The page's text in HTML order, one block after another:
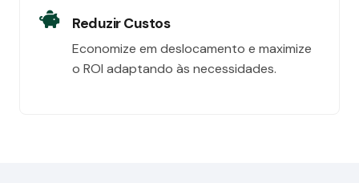
Reduzir Custos
Economize em deslocamento e maximize
o ROI adaptando às necessidades.